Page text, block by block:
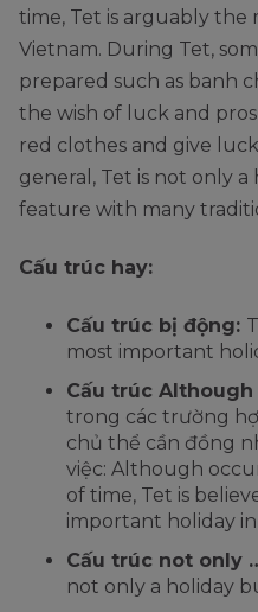
time, Tet is arguably the
Vietnam. During Tet,
prepared such as banh
the wish of luck and
red clothes and give
general, Tet is not only
feature with many
Cấu trúc hay:
Cấu trúc bị động:
most important
Cấu trúc Although
trong các trường
chủ thể cần đồng
việc: Although
of time, Tet is
important holiday
Cấu trúc not only
not only a holiday